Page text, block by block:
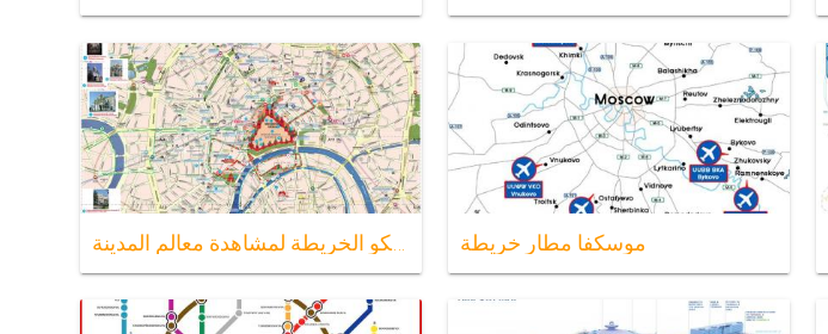
موسكفا مطار خريطة